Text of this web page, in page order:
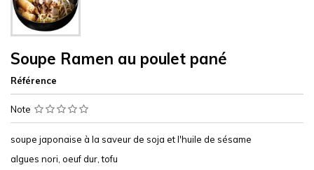
Soupe Ramen au poulet pané
Référence
Note
soupe japonaise à la saveur de soja et l'huile de sésame
algues nori, oeuf dur, tofu